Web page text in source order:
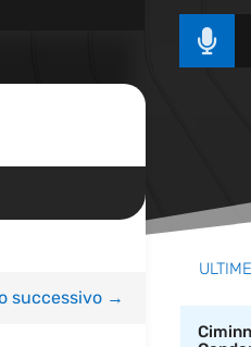

successivo→